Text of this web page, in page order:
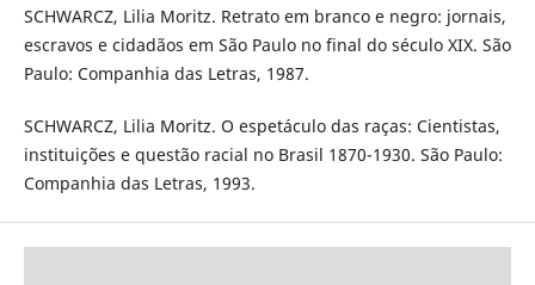
SCHWARCZ, Lilia Moritz. Retrato em branco e negro: jornais,
escravos e cidadãos em São Paulo no final do século XIX. São
Paulo: Companhia das Letras, 1987.
SCHWARCZ, Lilia Moritz. O espetáculo das raças: Cientistas,
instituições e questão racial no Brasil 1870-1930. São Paulo:
Companhia das Letras, 1993.